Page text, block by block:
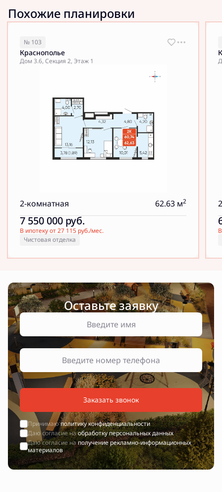
Похожие планировки
№ 103
Краснополье
Дом 3.6, Секция 2, Этаж 1
2-комнатная 62.63 м2
7 550 000 руб.
В ипотеку от 27 115 руб./мес.
Чистовая отделка
Оставьте заявку
Заказать звонок
Принимаюполитику конфиденциальности
Даю согласие наобработку персональных данных
Даю согласие наполучение рекламно-информационных
материалов